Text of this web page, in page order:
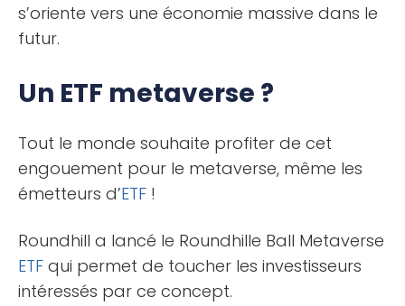
s’oriente vers une économie massive dans le
futur.
Un ETF metaverse ?
Tout le monde souhaite profiter de cet
engouement pour le metaverse, même les
émetteurs d’ETF !
Roundhill a lancé le Roundhille Ball Metaverse
ETF qui permet de toucher les investisseurs
intéressés par ce concept.